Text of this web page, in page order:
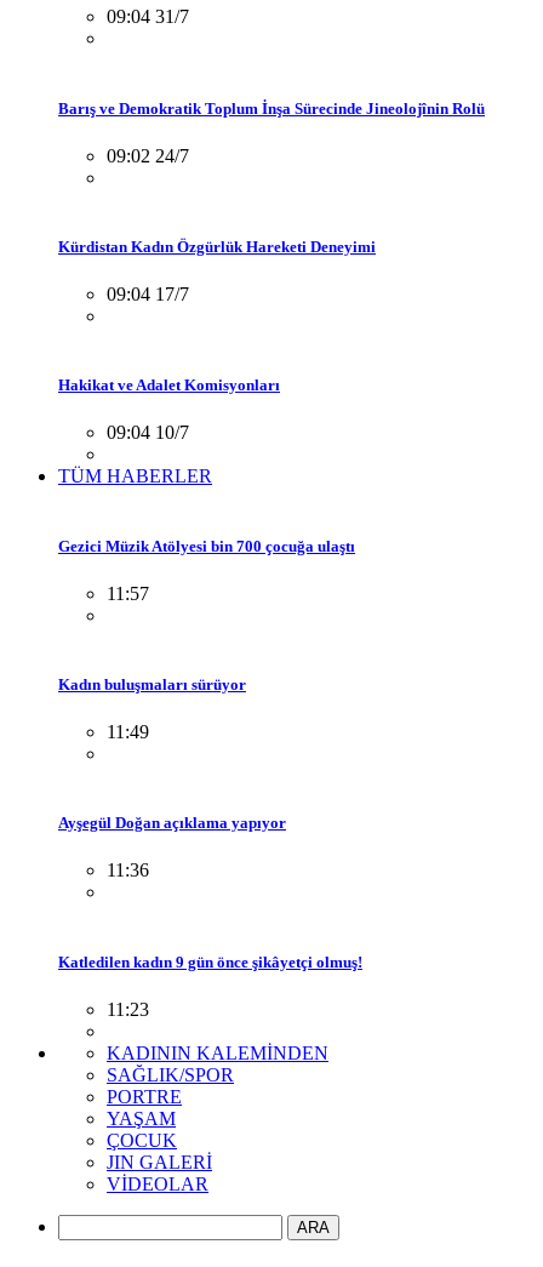
09:04 31/7
Barış ve Demokratik Toplum İnşa Sürecinde Jineolojînin Rolü
09:02 24/7
Kürdistan Kadın Özgürlük Hareketi Deneyimi
09:04 17/7
Hakikat ve Adalet Komisyonları
09:04 10/7
TÜM HABERLER
Gezici Müzik Atölyesi bin 700 çocuğa ulaştı
11:57
Kadın buluşmaları sürüyor
11:49
Ayşegül Doğan açıklama yapıyor
11:36
Katledilen kadın 9 gün önce şikâyetçi olmuş!
11:23
KADININ KALEMİNDEN
SAĞLIK/SPOR
PORTRE
YAŞAM
ÇOCUK
JIN GALERİ
VİDEOLAR
ARA